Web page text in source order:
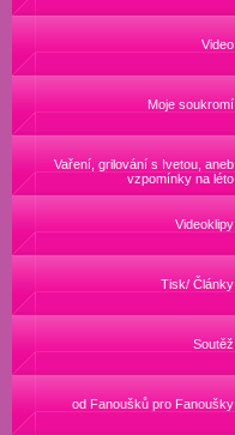
Video
Moje soukromí
Vaření, grilování s Ivetou, aneb
vzpomínky na léto
Videoklipy
Tisk/ Články
Soutěž
od Fanoušků pro Fanoušky